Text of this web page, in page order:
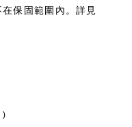
保固範圍內。詳見
)